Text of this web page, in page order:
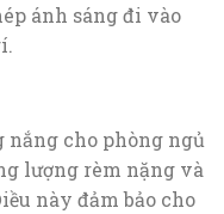
ánh sáng đi vào
cho phòng ngủ
lượng rèm nặng và
này đảm bảo cho